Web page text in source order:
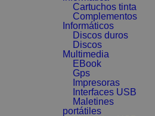
Cartuchos tinta
Complementos
Informáticos
Discos duros
Discos
Multimedia
EBook
Gps
Impresoras
Interfaces USB
Maletines
portátiles